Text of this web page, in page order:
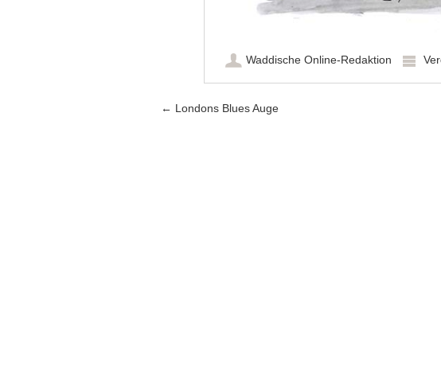
Waddische Online-Redaktion
Artikel-Navigation
← Londons Blues Auge